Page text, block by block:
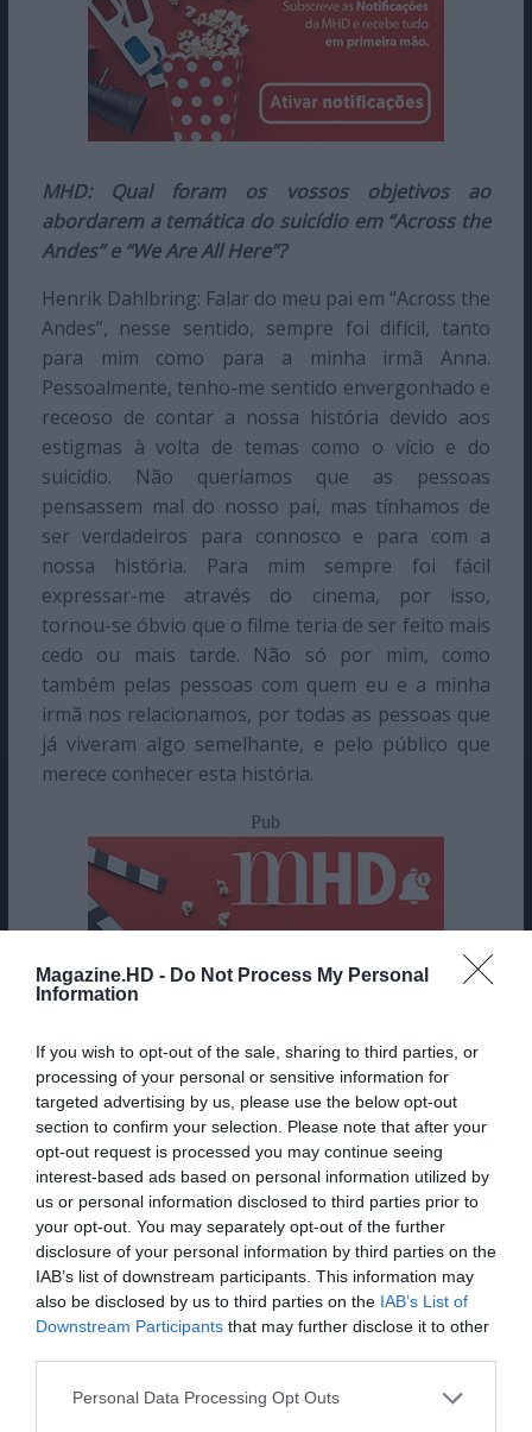
Magazine.HD - Do Not Process My Personal
Information
If you wish to opt-out of the sale, sharing to third parties, or
processing of your personal or sensitive information for
targeted advertising by us, please use the below opt-out
section to confirm your selection. Please note that after your
opt-out request is processed you may continue seeing
interest-based ads based on personal information utilized by
us or personal information disclosed to third parties prior to
your opt-out. You may separately opt-out of the further
disclosure of your personal information by third parties on the
IAB’s list of downstream participants. This information may
also be disclosed by us to third parties on the IAB’s List of
Downstream Participants that may further disclose it to other
Personal Data Processing Opt Outs
MHD: Qual foram os vossos objetivos ao
abordarem a temática do suicídio em “Across the
Andes” e “We Are All Here”?
Henrik Dahlbring: Falar do meu pai em “Across the
Andes”, nesse sentido, sempre foi difícil, tanto
para mim como para a minha irmã Anna.
Pessoalmente, tenho-me sentido envergonhado e
receoso de contar a nossa história devido aos
estigmas à volta de temas como o vício e do
suicídio. Não queríamos que as pessoas
pensassem mal do nosso pai, mas tínhamos de
ser verdadeiros para connosco e para com a
nossa história. Para mim sempre foi fácil
expressar-me através do cinema, por isso,
tornou-se óbvio que o filme teria de ser feito mais
cedo ou mais tarde. Não só por mim, como
também pelas pessoas com quem eu e a minha
irmã nos relacionamos, por todas as pessoas que
já viveram algo semelhante, e pelo público que
merece conhecer esta história.
Pub